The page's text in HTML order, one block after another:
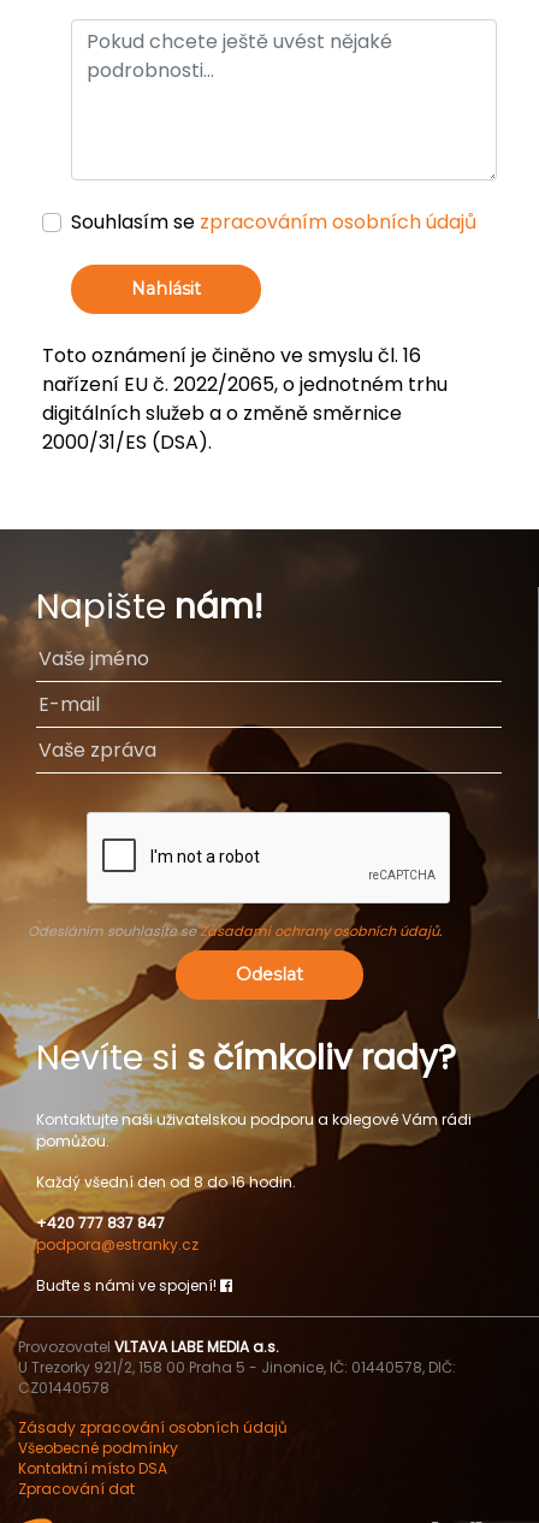
Souhlasím se zpracováním osobních údajů
Nahlásit
Toto oznámení je činěno ve smyslu čl. 16
nařízení EU č. 2022/2065, o jednotném trhu
digitálních služeb a o změně směrnice
2000/31/ES (DSA).
Napište nám!
Odesláním souhlasíte seZásadami ochrany osobních údajů.
Odeslat
Nevíte si s čímkoliv rady?
Kontaktujte naši uživatelskou podporu a kolegové Vám rádi
pomůžou.
Každý všední den od 8 do 16 hodin.
+420 777 837 847
podpora@estranky.cz
Buďte s námi ve spojení!
Provozovatel VLTAVA LABE MEDIA a.s.
U Trezorky 921/2, 158 00 Praha 5 - Jinonice, IČ: 01440578, DIČ:
CZ01440578
Zásady zpracování osobních údajů
Všeobecné podmínky
Kontaktní místo DSA
Zpracování dat